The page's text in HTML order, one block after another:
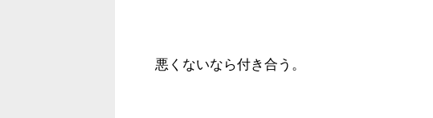
悪くないなら付き合う。